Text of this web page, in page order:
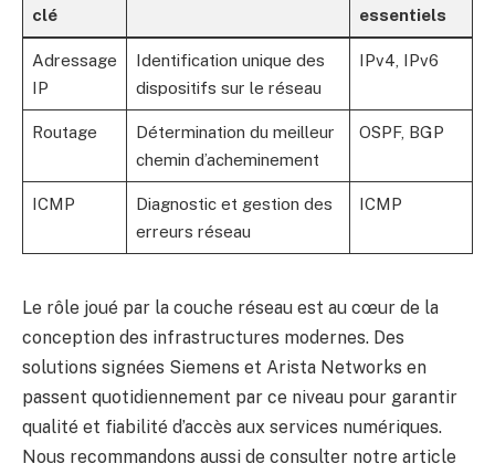
clé
essentiels
Adressage
IP
Identification unique des
dispositifs sur le réseau
IPv4, IPv6
Routage
Détermination du meilleur
chemin d’acheminement
OSPF, BGP
ICMP
Diagnostic et gestion des
erreurs réseau
ICMP
Le rôle joué par la couche réseau est au cœur de la
conception des infrastructures modernes. Des
solutions signées Siemens et Arista Networks en
passent quotidiennement par ce niveau pour garantir
qualité et fiabilité d’accès aux services numériques.
Nous recommandons aussi de consulter notre article